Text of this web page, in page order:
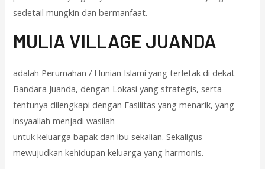
sedetail mungkin dan bermanfaat.
MULIA VILLAGE JUANDA
adalah Perumahan / Hunian Islami yang terletak di dekat
Bandara Juanda, dengan Lokasi yang strategis, serta
tentunya dilengkapi dengan Fasilitas yang menarik, yang
insyaallah menjadi wasilah
untuk keluarga bapak dan ibu sekalian. Sekaligus
mewujudkan kehidupan keluarga yang harmonis.